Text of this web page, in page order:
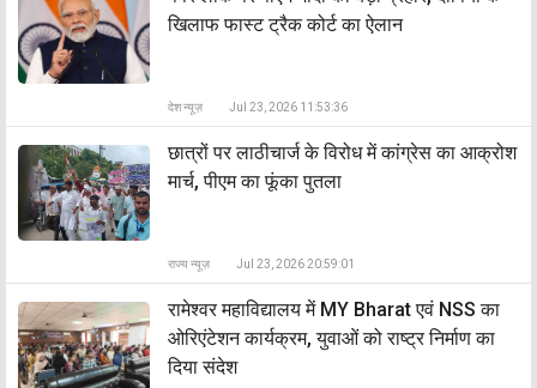
खिलाफ फास्ट ट्रैक कोर्ट का ऐलान
देश न्यूज़ Jul 23, 2026 11:53:36
छात्रों पर लाठीचार्ज के विरोध में कांग्रेस का आक्रोश
मार्च, पीएम का फूंका पुतला
राज्य न्यूज़ Jul 23, 2026 20:59:01
रामेश्वर महाविद्यालय में MY Bharat एवं NSS का
ओरिएंटेशन कार्यक्रम, युवाओं को राष्ट्र निर्माण का
दिया संदेश